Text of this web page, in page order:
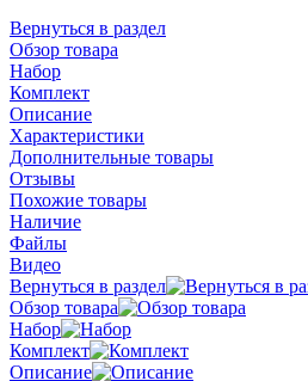
Вернуться в раздел
Обзор товара
Набор
Комплект
Описание
Характеристики
Дополнительные товары
Отзывы
Похожие товары
Наличие
Файлы
Видео
Вернуться в раздел
Обзор товара
Набор
Комплект
Описание